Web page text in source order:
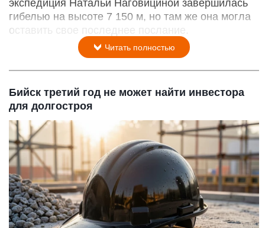
экспедиция Натальи Наговициной завершилась
гибелью на высоте 7 150 м, но там же она могла
оставить свое последнее послание.
Читать полностью
Бийск третий год не может найти инвестора
для долгостроя